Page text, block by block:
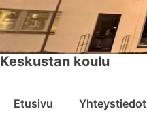
Keskustan koulu
Päänavigaatio
Etusivu Yhteystiedot